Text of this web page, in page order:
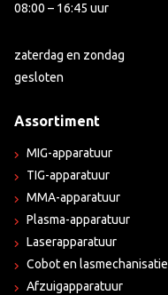
08:00 – 16:45 uur
zaterdag en zondag
gesloten
Assortiment
MIG-apparatuur
TIG-apparatuur
MMA-apparatuur
Plasma-apparatuur
Laserapparatuur
Cobot en lasmechanisatie
Afzuigapparatuur